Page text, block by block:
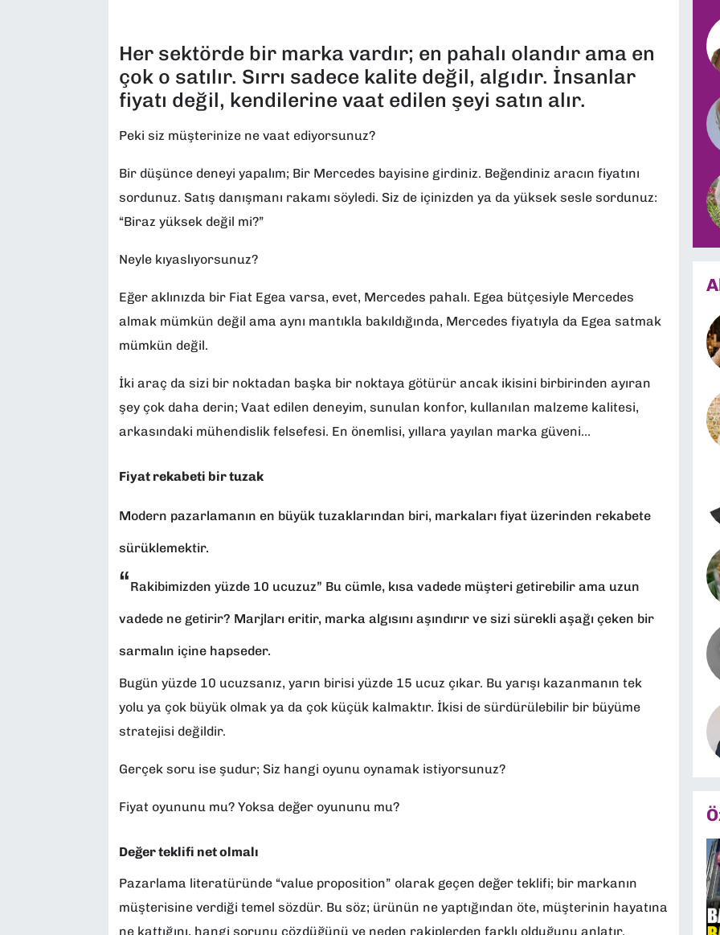
Her sektörde bir marka vardır; en pahalı olandır ama en
çok o satılır. Sırrı sadece kalite değil, algıdır. İnsanlar
fiyatı değil, kendilerine vaat edilen şeyi satın alır.
Peki siz müşterinize ne vaat ediyorsunuz?
Bir düşünce deneyi yapalım; Bir Mercedes bayisine girdiniz. Beğendiniz aracın fiyatını
sordunuz. Satış danışmanı rakamı söyledi. Siz de içinizden ya da yüksek sesle sordunuz:
“Biraz yüksek değil mi?”
Neyle kıyaslıyorsunuz?
Eğer aklınızda bir Fiat Egea varsa, evet, Mercedes pahalı. Egea bütçesiyle Mercedes
almak mümkün değil ama aynı mantıkla bakıldığında, Mercedes fiyatıyla da Egea satmak
mümkün değil.
İki araç da sizi bir noktadan başka bir noktaya götürür ancak ikisini birbirinden ayıran
şey çok daha derin; Vaat edilen deneyim, sunulan konfor, kullanılan malzeme kalitesi,
arkasındaki mühendislik felsefesi. En önemlisi, yıllara yayılan marka güveni...
Fiyat rekabeti bir tuzak
Modern pazarlamanın en büyük tuzaklarından biri, markaları fiyat üzerinden rekabete
sürüklemektir.
“Rakibimizden yüzde 10 ucuzuz” Bu cümle, kısa vadede müşteri getirebilir ama uzun
vadede ne getirir? Marjları eritir, marka algısını aşındırır ve sizi sürekli aşağı çeken bir
sarmalın içine hapseder.
Bugün yüzde 10 ucuzsanız, yarın birisi yüzde 15 ucuz çıkar. Bu yarışı kazanmanın tek
yolu ya çok büyük olmak ya da çok küçük kalmaktır. İkisi de sürdürülebilir bir büyüme
stratejisi değildir.
Gerçek soru ise şudur; Siz hangi oyunu oynamak istiyorsunuz?
Fiyat oyununu mu? Yoksa değer oyununu mu?
Değer teklifi net olmalı
Pazarlama literatüründe “value proposition” olarak geçen değer teklifi; bir markanın
müşterisine verdiği temel sözdür. Bu söz; ürünün ne yaptığından öte, müşterinin hayatına
ne kattığını, hangi sorunu çözdüğünü ve neden rakiplerden farklı olduğunu anlatır.
YEREL YÖNETİMLER